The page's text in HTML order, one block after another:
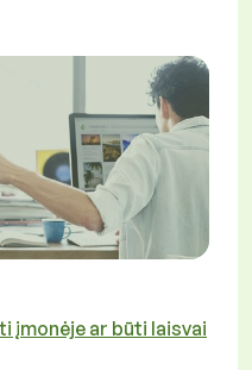
įmonėje ar būti laisvai